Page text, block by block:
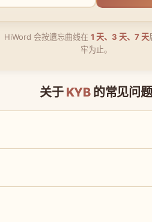
HiWord 会按遗忘曲线在 1 天、3 天、7 天
牢为止。
关于 KYB 的常见问题